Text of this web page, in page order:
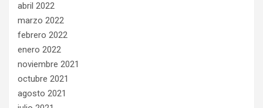
abril 2022
marzo 2022
febrero 2022
enero 2022
noviembre 2021
octubre 2021
agosto 2021